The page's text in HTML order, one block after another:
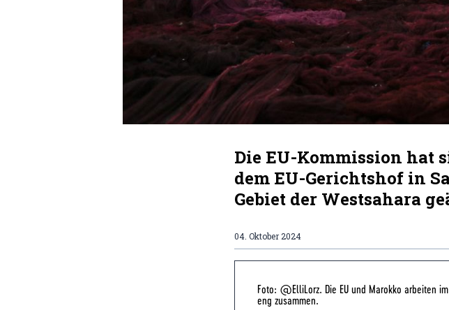
Die EU-Kommission hat
dem EU-Gerichtshof in
Gebiet der Westsahara
04. Oktober 2024
Foto: @ElliLorz. Die EU und Marokko arbeiten
eng zusammen.